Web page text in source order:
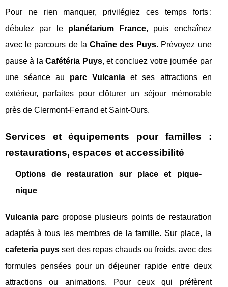
Pour ne rien manquer, privilégiez ces temps forts :
débutez par le planétarium France, puis enchaînez
avec le parcours de la Chaîne des Puys. Prévoyez une
pause à laCafétéria Puys, et concluez votre journée par
une séance au parc Vulcania et ses attractions en
extérieur, parfaites pour clôturer un séjour mémorable
près de Clermont-Ferrand et Saint-Ours.
Services et équipements pour familles :
restaurations, espaces et accessibilité
Options de restauration sur place et pique-
nique
Vulcania parc propose plusieurs points de restauration
adaptés à tous les membres de la famille. Sur place, la
cafeteria puys sert des repas chauds ou froids, avec des
formules pensées pour un déjeuner rapide entre deux
attractions ou animations. Pour ceux qui préfèrent